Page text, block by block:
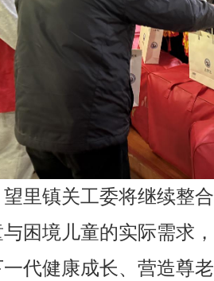
里镇关工委将继续整
困境儿童的实际需求
代健康成长、营造尊